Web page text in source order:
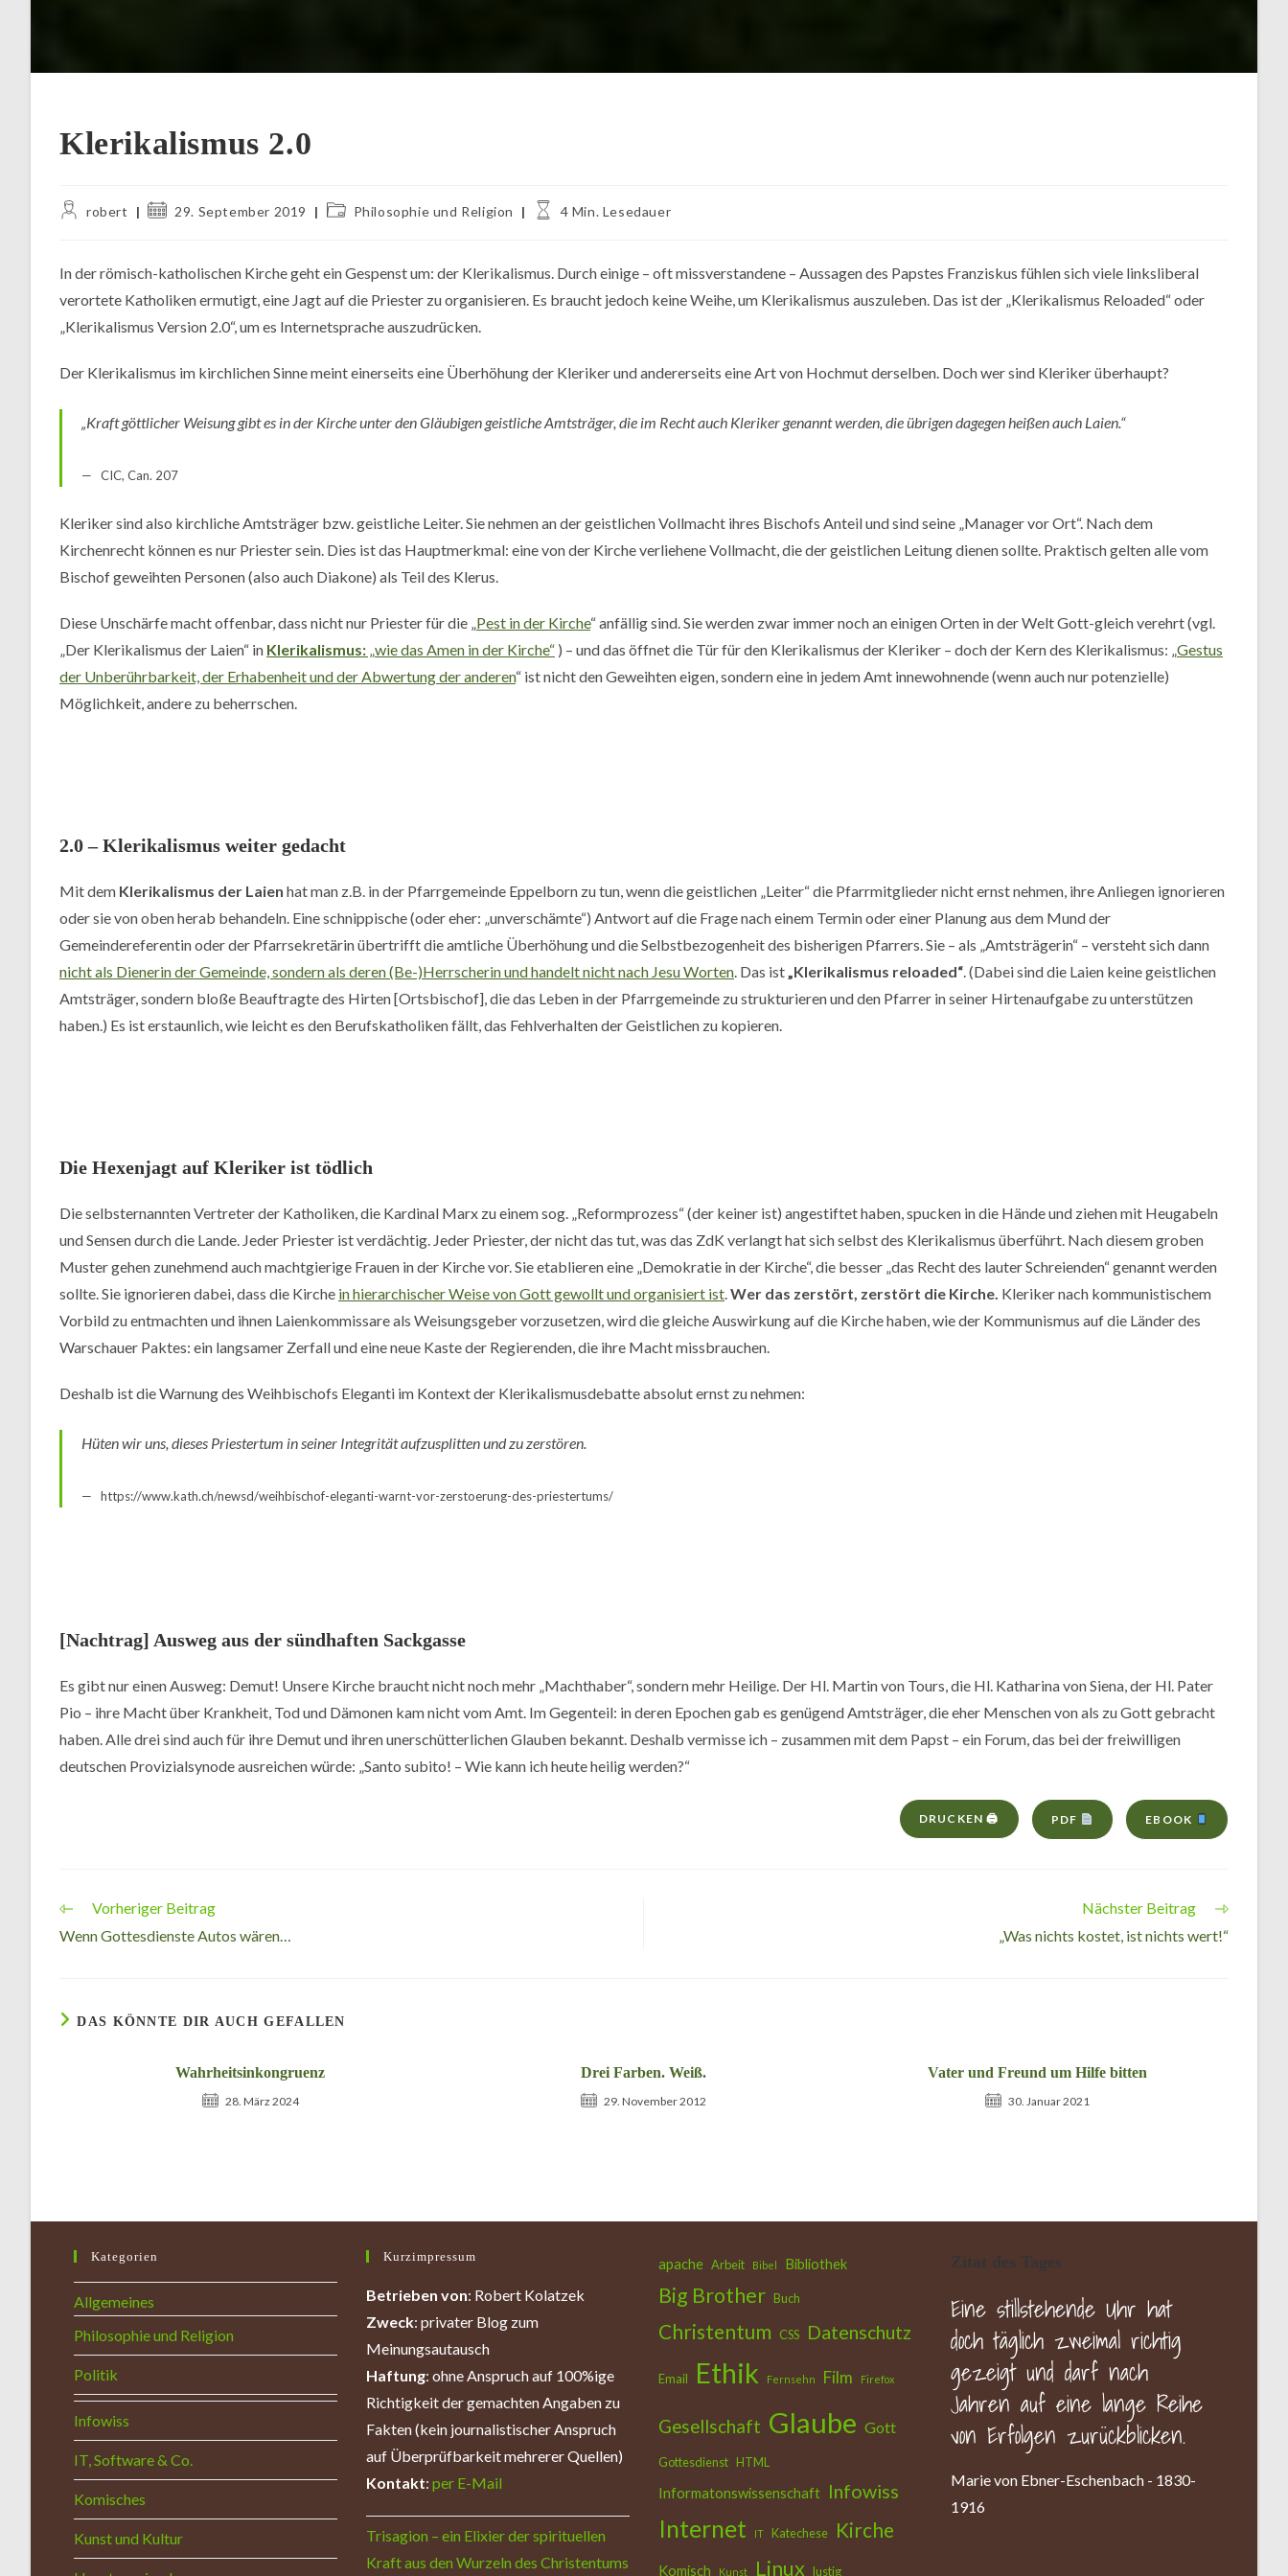
Klerikalismus 2.0
Beitrags-
robert
Beitrag29. September 2019
Beitrags-Philosophie und Religion Lesedauer:
4 Min. Lesedauer
In der römisch-katholischen Kirche geht ein Gespenst um: der Klerikalismus. Durch einige – oft missverstandene – Aussagen des Papstes Franziskus fühlen sich viele linksliberal
verortete Katholiken ermutigt, eine Jagt auf die Priester zu organisieren. Es braucht jedoch keine Weihe, um Klerikalismus auszuleben. Das ist der „Klerikalismus Reloaded“ oder
„Klerikalismus Version 2.0“, um es Internetsprache auszudrücken.
Der Klerikalismus im kirchlichen Sinne meint einerseits eine Überhöhung der Kleriker und andererseits eine Art von Hochmut derselben. Doch wer sind Kleriker überhaupt?
„Kraft göttlicher Weisung gibt es in der Kirche unter den Gläubigen geistliche Amtsträger, die im Recht auch Kleriker genannt werden, die übrigen dagegen heißen auch Laien.“
CIC, Can. 207
Kleriker sind also kirchliche Amtsträger bzw. geistliche Leiter. Sie nehmen an der geistlichen Vollmacht ihres Bischofs Anteil und sind seine „Manager vor Ort“. Nach dem
Kirchenrecht können es nur Priester sein. Dies ist das Hauptmerkmal: eine von der Kirche verliehene Vollmacht, die der geistlichen Leitung dienen sollte. Praktisch gelten alle vom
Bischof geweihten Personen (also auch Diakone) als Teil des Klerus.
Diese Unschärfe macht offenbar, dass nicht nur Priester für die „Pest in der Kirche“ anfällig sind. Sie werden zwar immer noch an einigen Orten in der Welt Gott-gleich verehrt (vgl.
„Der Klerikalismus der Laien“ in Klerikalismus: „wie das Amen in der Kirche“ ) – und das öffnet die Tür für den Klerikalismus der Kleriker – doch der Kern des Klerikalismus: „Gestus
der Unberührbarkeit, der Erhabenheit und der Abwertung der anderen“ ist nicht den Geweihten eigen, sondern eine in jedem Amt innewohnende (wenn auch nur potenzielle)
Möglichkeit, andere zu beherrschen.
2.0 – Klerikalismus weiter gedacht
Mit dem Klerikalismus der Laien hat man z.B. in der Pfarrgemeinde Eppelborn zu tun, wenn die geistlichen „Leiter“ die Pfarrmitglieder nicht ernst nehmen, ihre Anliegen ignorieren
oder sie von oben herab behandeln. Eine schnippische (oder eher: „unverschämte“) Antwort auf die Frage nach einem Termin oder einer Planung aus dem Mund der
Gemeindereferentin oder der Pfarrsekretärin übertrifft die amtliche Überhöhung und die Selbstbezogenheit des bisherigen Pfarrers. Sie – als „Amtsträgerin“ – versteht sich dann
nicht als Dienerin der Gemeinde, sondern als deren (Be-)Herrscherin und handelt nicht nach Jesu Worten. Das ist„Klerikalismus reloaded“. (Dabei sind die Laien keine geistlichen
Amtsträger, sondern bloße Beauftragte des Hirten [Ortsbischof], die das Leben in der Pfarrgemeinde zu strukturieren und den Pfarrer in seiner Hirtenaufgabe zu unterstützen
haben.) Es ist erstaunlich, wie leicht es den Berufskatholiken fällt, das Fehlverhalten der Geistlichen zu kopieren.
Die Hexenjagt auf Kleriker ist tödlich
Die selbsternannten Vertreter der Katholiken, die Kardinal Marx zu einem sog. „Reformprozess“ (der keiner ist) angestiftet haben, spucken in die Hände und ziehen mit Heugabeln
und Sensen durch die Lande. Jeder Priester ist verdächtig. Jeder Priester, der nicht das tut, was das ZdK verlangt hat sich selbst des Klerikalismus überführt. Nach diesem groben
Muster gehen zunehmend auch machtgierige Frauen in der Kirche vor. Sie etablieren eine „Demokratie in der Kirche“, die besser „das Recht des lauter Schreienden“ genannt werden
sollte. Sie ignorieren dabei, dass die Kirche in hierarchischer Weise von Gott gewollt und organisiert ist.Wer das zerstört, zerstört die Kirche. Kleriker nach kommunistischem
Vorbild zu entmachten und ihnen Laienkommissare als Weisungsgeber vorzusetzen, wird die gleiche Auswirkung auf die Kirche haben, wie der Kommunismus auf die Länder des
Warschauer Paktes: ein langsamer Zerfall und eine neue Kaste der Regierenden, die ihre Macht missbrauchen.
Deshalb ist die Warnung des Weihbischofs Eleganti im Kontext der Klerikalismusdebatte absolut ernst zu nehmen:
Hüten wir uns, dieses Priestertum in seiner Integrität aufzusplitten und zu zerstören.
https://www.kath.ch/newsd/weihbischof-eleganti-warnt-vor-zerstoerung-des-priestertums/
[Nachtrag] Ausweg aus der sündhaften Sackgasse
Es gibt nur einen Ausweg: Demut! Unsere Kirche braucht nicht noch mehr „Machthaber“, sondern mehr Heilige. Der Hl. Martin von Tours, die Hl. Katharina von Siena, der Hl. Pater
Pio – ihre Macht über Krankheit, Tod und Dämonen kam nicht vom Amt. Im Gegenteil: in deren Epochen gab es genügend Amtsträger, die eher Menschen von als zu Gott gebracht
haben. Alle drei sind auch für ihre Demut und ihren unerschütterlichen Glauben bekannt. Deshalb vermisse ich – zusammen mit dem Papst – ein Forum, das bei der freiwilligen
deutschen Provizialsynode ausreichen würde: „Santo subito! – Wie kann ich heute heilig werden?“
DRUCKEN 🖨 PDF EBOOK
Weitere
ansehen
Vorheriger Beitrag
Wenn Gottesdienste Autos wären…
Nächster Beitrag
„Was nichts kostet, ist nichts wert!“
DAS KÖNNTE DIR AUCH GEFALLEN
Wahrheitsinkongruenz
28. März 2024
Drei Farben. Weiß.
29. November 2012
Vater und Freund um Hilfe bitten
30. Januar 2021
Kategorien
Allgemeines
Philosophie und Religion
Politik
Infowiss
IT, Software & Co.
Komisches
Kunst und Kultur
Kurzimpressum
Betrieben von: Robert Kolatzek
Zweck: privater Blog zum
Meinungsautausch
Haftung: ohne Anspruch auf 100%ige
Richtigkeit der gemachten Angaben zu
Fakten (kein journalistischer Anspruch
auf Überprüfbarkeit mehrerer Quellen)
Kontakt: per E-Mail
Trisagion – ein Elixier der spirituellen
Kraft aus den Wurzeln des Christentums
apache Arbeit Bibel Bibliothek
Big Brother Buch
Christentum CSS Datenschutz
Email Ethik Fernsehn Film Firefox
Gesellschaft Glaube Gott
Gottesdienst HTML
Informatonswissenschaft Infowiss
Internet IT Katechese Kirche
Komisch Kunst Linux lustig
Zitat des Tages
Eine stillstehende Uhr hat
doch täglich zweimal richtig
gezeigt und darf nach
Jahren auf eine lange Reihe
von Erfolgen zurückblicken.
Marie von Ebner-Eschenbach - 1830-
1916